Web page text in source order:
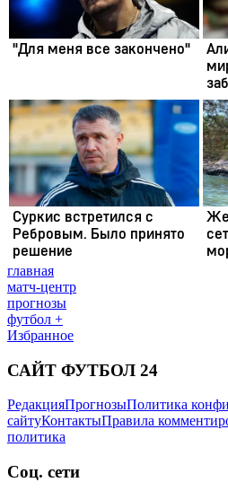
главная
матч-центр
прогнозы
футбол +
Избранное
САЙТ ФУТБОЛ 24
РедакцияПрогнозыПолитика
сайтуКонтактыПравила
политика
Соц. сети